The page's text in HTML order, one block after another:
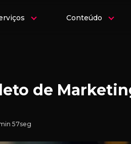
Conteúdo
de
57seg